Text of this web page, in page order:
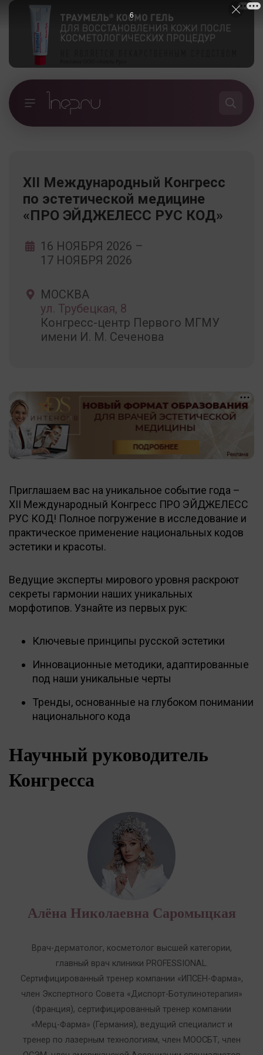
ХII Международный Конгресс
по эстетической медицине
«ПРО ЭЙДЖЕЛЕСС РУС КОД»
16 НОЯБРЯ 2026 –
17 НОЯБРЯ 2026
МОСКВА
ул. Трубецкая, 8
Конгресс-центр Первого МГМУ
имени И. М. Сеченова
18+
Приглашаем вас на уникальное событие года –
XII Международный Конгресс ПРО ЭЙДЖЕЛЕСС
РУС КОД! Полное погружение в исследование и
практическое применение национальных кодов
эстетики и красоты.
Ведущие эксперты мирового уровня раскроют
секреты гармонии наших уникальных
морфотипов. Узнайте из первых рук:
Ключевые принципы русской эстетики
Инновационные методики, адаптированные
под наши уникальные черты
Тренды, основанные на глубоком понимании
национального кода
Научный руководитель
Конгресса
Алёна Николаевна Саромыцкая
Врач-дерматолог, косметолог высшей категории,
главный врач клиники PROFESSIONAL.
Сертифицированный тренер компании «ИПСЕН-Фарма»,
член Экспертного Совета «Диспорт-Ботулинотерапия»
(Франция), сертифицированный тренер компании
«Мерц-Фарма» (Германия), ведущий специалист и
тренер по лазерным технологиям, член МООСБТ, член
5